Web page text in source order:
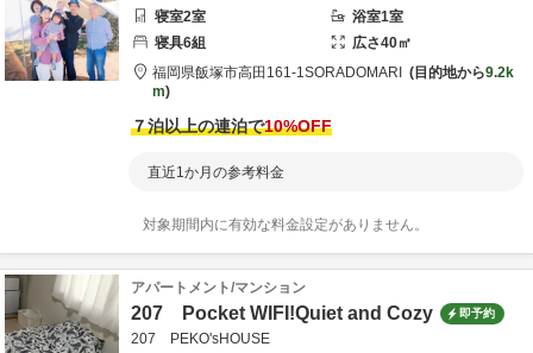
寝室2室 浴室1室
寝具6組 広さ40㎡
福岡県飯塚市高田161-1SORADOMARI 目的地から9.2k
m
７泊以上の連泊で10%OFF
直近1か月の参考料金
対象期間内に有効な料金設定がありません。
アパートメント/マンション
207 Pocket WIFI!Quiet and Cozy 即予約
207 PEKO'sHOUSE